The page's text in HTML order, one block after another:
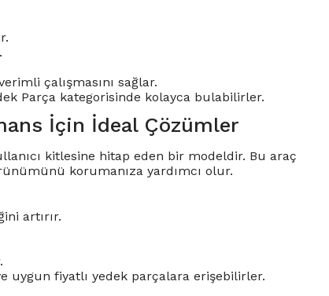
çalışmasını sağlar.
Parça kategorisinde kolayca bulabilirler.
İçin İdeal Çözümler
kitlesine hitap eden bir modeldir. Bu araç
korumanıza yardımcı olur.
artırır.
uygun fiyatlı yedek parçalara erişebilirler.